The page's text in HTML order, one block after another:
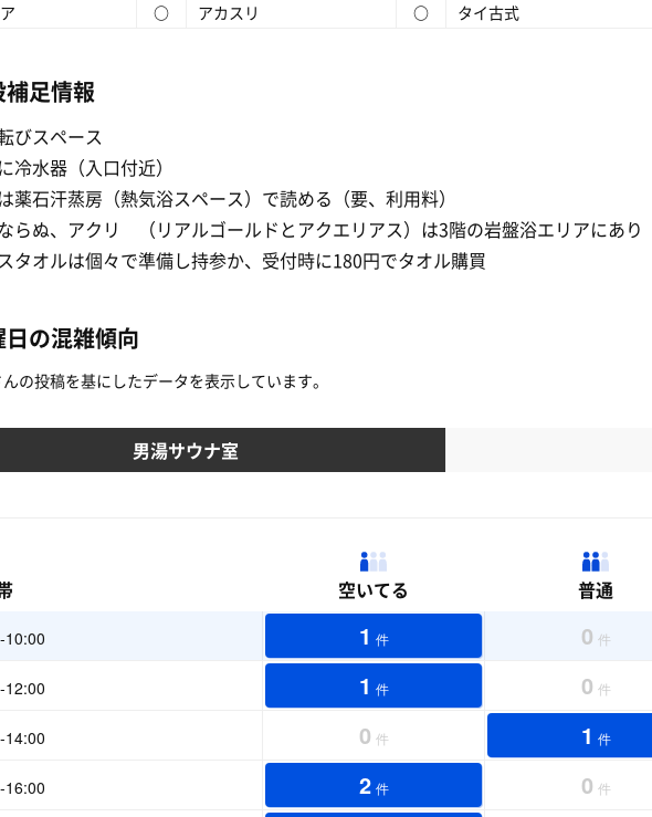
○ アカスリ ○ タイ古式
補足情報
びスペース
冷水器（入口付近）
薬石汗蒸房（熱気浴スペース）で読める（要、利用料）
らぬ、アクリ （リアルゴールドとアクエリアス）は3階の岩盤浴エリアにあり
タオルは個々で準備し持参か、受付時に180円でタオル購買
の混雑傾向
の投稿を基にしたデータを表示しています。
男湯サウナ室
空いてる 普通
10:00 1 件 0 件
12:00 1 件 0 件
14:00 0 件 1 件
16:00 2 件 0 件